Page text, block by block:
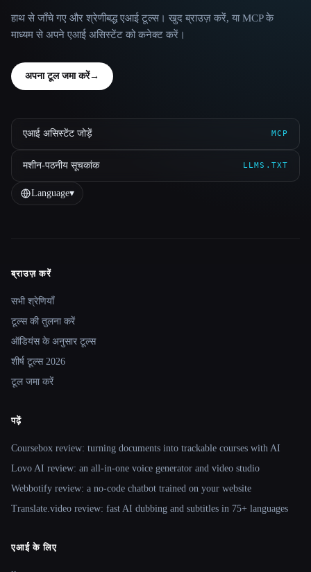
हाथ से जाँचे गए और श्रेणीबद्ध एआई टूल्स। खुद ब्राउज़ करें, या MCP के
माध्यम से अपने एआई असिस्टेंट को कनेक्ट करें।
अपना टूल जमा करें→
एआई असिस्टेंट जोड़ें MCP
मशीन-पठनीय सूचकांक LLMS.TXT
Language▾
Site navigation
ब्राउज़ करें
सभी श्रेणियाँ
टूल्स की तुलना करें
ऑडियंस के अनुसार टूल्स
शीर्ष टूल्स 2026
टूल जमा करें
पढ़ें
Coursebox review: turning documents into trackable courses with AI
Lovo AI review: an all-in-one voice generator and video studio
Webbotify review: a no-code chatbot trained on your website
Translate.video review: fast AI dubbing and subtitles in 75+ languages
एआई के लिए